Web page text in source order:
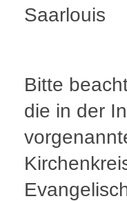
Saarlouis
Bitte
die in der